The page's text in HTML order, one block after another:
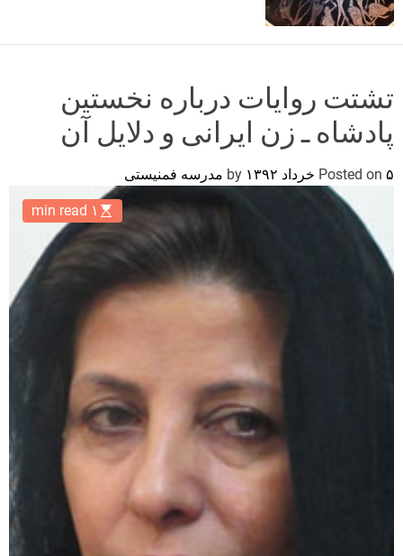
e
تشتت روایات درباره نخستین
پادشاه ـ زن ایرانی و دلایل آن
Posted on ۵ خرداد ۱۳۹۲ مدرسه فمنیستی
۱ min read